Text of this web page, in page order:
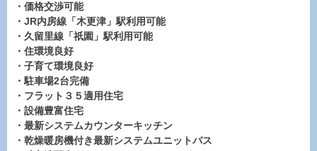
・価格交渉可能
・JR内房線「木更津」駅利用可能
・久留里線「祇園」駅利用可能
・住環境良好
・子育て環境良好
・駐車場2台完備
・フラット３５適用住宅
・設備豊富住宅
・最新システムカウンターキッチン
・乾燥暖房機付き最新システムユニットバス